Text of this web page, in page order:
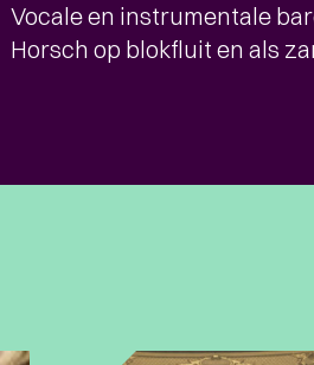
Vocale en instrumentale
Horsch op blokfluit en als